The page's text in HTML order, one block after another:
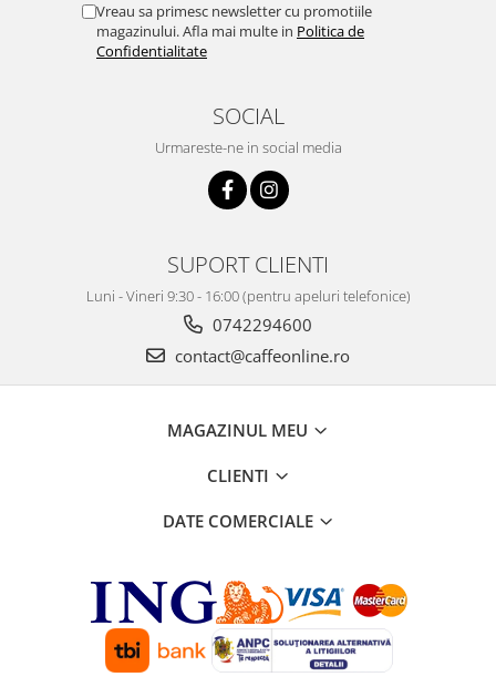
Vreau sa primesc newsletter cu promotiile
magazinului. Afla mai multe in Politica de
Confidentialitate
SOCIAL
Urmareste-ne in social media
SUPORT CLIENTI
Luni - Vineri 9:30 - 16:00 (pentru apeluri telefonice)
0742294600
contact@caffeonline.ro
MAGAZINUL MEU
CLIENTI
DATE COMERCIALE